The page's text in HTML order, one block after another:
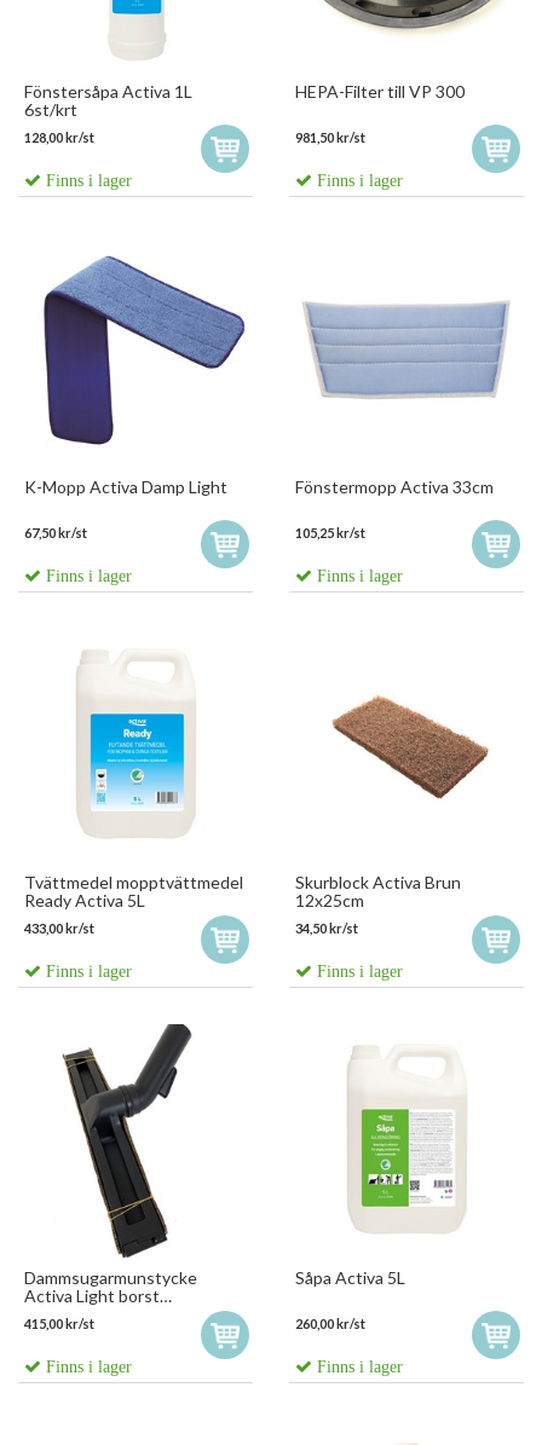
Fönstersåpa Activa 1L
6st/krt
128,00 kr/st
Finns i lager
HEPA-Filter till VP 300
981,50 kr/st
Finns i lager
K-Mopp Activa Damp Light
67,50 kr/st
Finns i lager
Fönstermopp Activa 33cm
105,25 kr/st
Finns i lager
Tvättmedel mopptvättmedel
Ready Activa 5L
433,00 kr/st
Finns i lager
Skurblock Activa Brun
12x25cm
34,50 kr/st
Finns i lager
Dammsugarmunstycke
Activa Light borst
360mm/32mm
415,00 kr/st
Finns i lager
Såpa Activa 5L
260,00 kr/st
Finns i lager